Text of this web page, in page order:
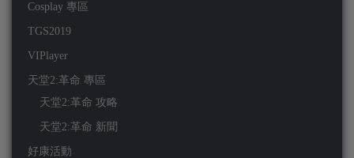
Cosplay 專區
TGS2019
VIPlayer
天堂2:革命 專區
天堂2:革命 攻略
天堂2:革命 新聞
好康活動